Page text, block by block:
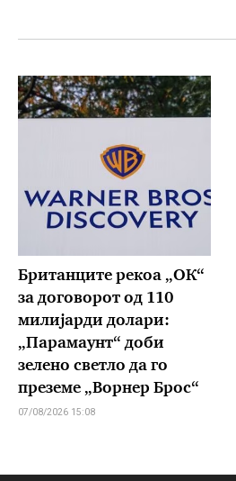
Британците рекоа „ОК“
за договорот од 110
милијарди долари:
„Парамаунт“ доби
зелено светло да го
преземе „Ворнер Брос“
07/08/2026 15:08